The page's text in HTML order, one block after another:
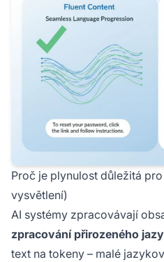
Proč je plynulost důležitá
vysvětlení)
AI systémy zpracovávají
zpracování přirozeného
text na tokeny – malé